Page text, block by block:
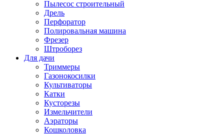
Пылесос строительный
Дрель
Перфоратор
Полировальная машина
Фрезер
Штроборез
Для дачи
Триммеры
Газонокосилки
Культиваторы
Катки
Кусторезы
Измельчители
Аэраторы
Кошколовка